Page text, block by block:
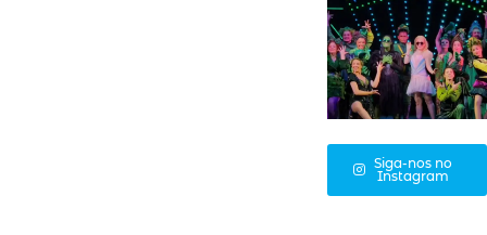
Siga-nos no
Instagram